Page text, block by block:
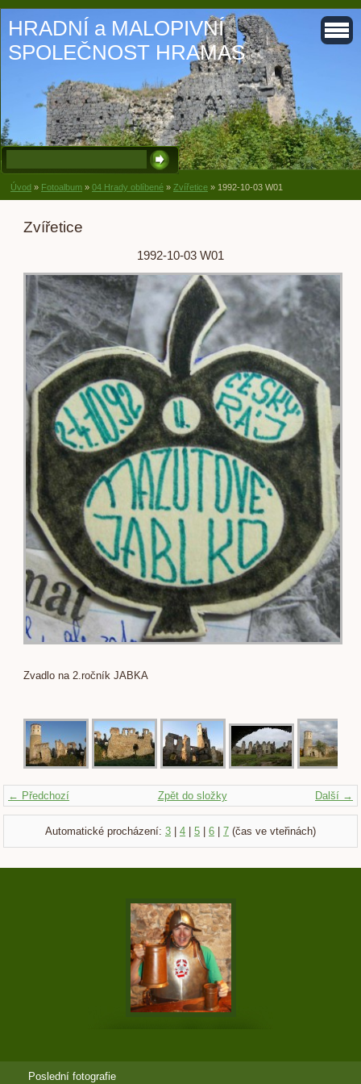
HRADNÍ a MALOPIVNÍ
SPOLEČNOST HRAMAS
Úvod » Fotoalbum » 04 Hrady oblíbené » Zvířetice » 1992-10-03 W01
Zvířetice
1992-10-03 W01
Zvadlo na 2.ročník JABKA
← Předchozí Další →
Zpět do složky
Automatické procházení: 3 4 5 6 7 (čas ve vteřinách)
Poslední fotografie